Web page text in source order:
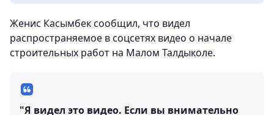
Женис Касымбек сообщил, что видел
распространяемое в соцсетях видео о начале
строительных работ на Малом Талдыколе.
"Я видел это видео. Если вы внимательно